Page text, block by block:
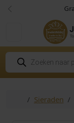
Skip to content
Skip to footer
Vorige
P
o
d
HomeSieraden